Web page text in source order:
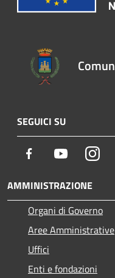
SEGUICI SU
Facebook Youtube
AMMINISTRAZIONE
Organi di Governo
Aree Amministrative
Uffici
Enti e fondazioni